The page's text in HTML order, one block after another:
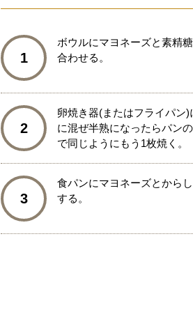
1
ボウルにマヨネーズと素精
合わせる。
2
卵焼き器(またはフライパン
に混ぜ半熟になったらパン
で同じようにもう1枚焼く。
3
食パンにマヨネーズとから
する。